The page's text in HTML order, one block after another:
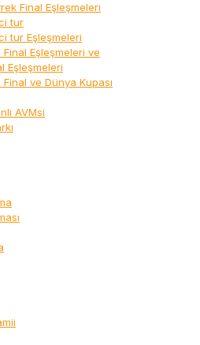
Final Eşleşmeleri
tur
tur Eşleşmeleri
Final Eşleşmeleri ve
Eşleşmeleri
Final ve Dünya Kupası
AVMsi